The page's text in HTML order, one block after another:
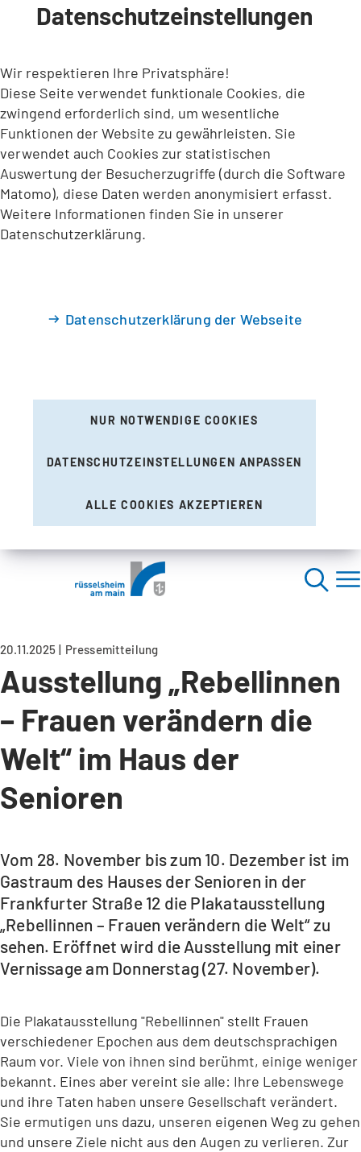
INHALT ANSPRINGEN
Datenschutzeinstellungen
Wir respektieren Ihre Privatsphäre!
Diese Seite verwendet funktionale Cookies, die
zwingend erforderlich sind, um wesentliche
Funktionen der Website zu gewährleisten. Sie
verwendet auch Cookies zur statistischen
Auswertung der Besucherzugriffe (durch die Software
Matomo), diese Daten werden anonymisiert erfasst.
Weitere Informationen finden Sie in unserer
Datenschutzerklärung.
Datenschutzerklärung der Webseite
NUR NOTWENDIGE COOKIES
DATENSCHUTZEINSTELLUNGEN ANPASSEN
ALLE COOKIES AKZEPTIEREN
20.11.2025 Pressemitteilung
Ausstellung „Rebellinnen
– Frauen verändern die
Welt“ im Haus der
Senioren
Vom 28. November bis zum 10. Dezember ist im
Gastraum des Hauses der Senioren in der
Frankfurter Straße 12 die Plakatausstellung
„Rebellinnen – Frauen verändern die Welt“ zu
sehen. Eröffnet wird die Ausstellung mit einer
Vernissage am Donnerstag (27. November).
Die Plakatausstellung "Rebellinnen" stellt Frauen
verschiedener Epochen aus dem deutschsprachigen
Raum vor. Viele von ihnen sind berühmt, einige weniger
bekannt. Eines aber vereint sie alle: Ihre Lebenswege
und ihre Taten haben unsere Gesellschaft verändert.
Sie ermutigen uns dazu, unseren eigenen Weg zu gehen
und unsere Ziele nicht aus den Augen zu verlieren. Zur